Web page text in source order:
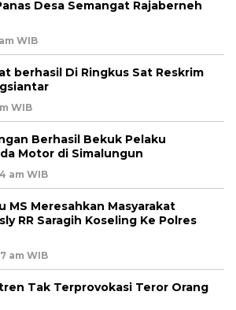
Desa Semangat Rajaberneh
WIB
berhasil Di Ringkus Sat Reskrim
WIB
Berhasil Bekuk Pelaku
Motor di Simalungun
am WIB
MS Meresahkan Masyarakat
RR Saragih Koseling Ke Polres
am WIB
Tak Terprovokasi Teror Orang